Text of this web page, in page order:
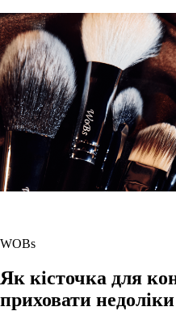
WOBs
Як кісточка для
приховати